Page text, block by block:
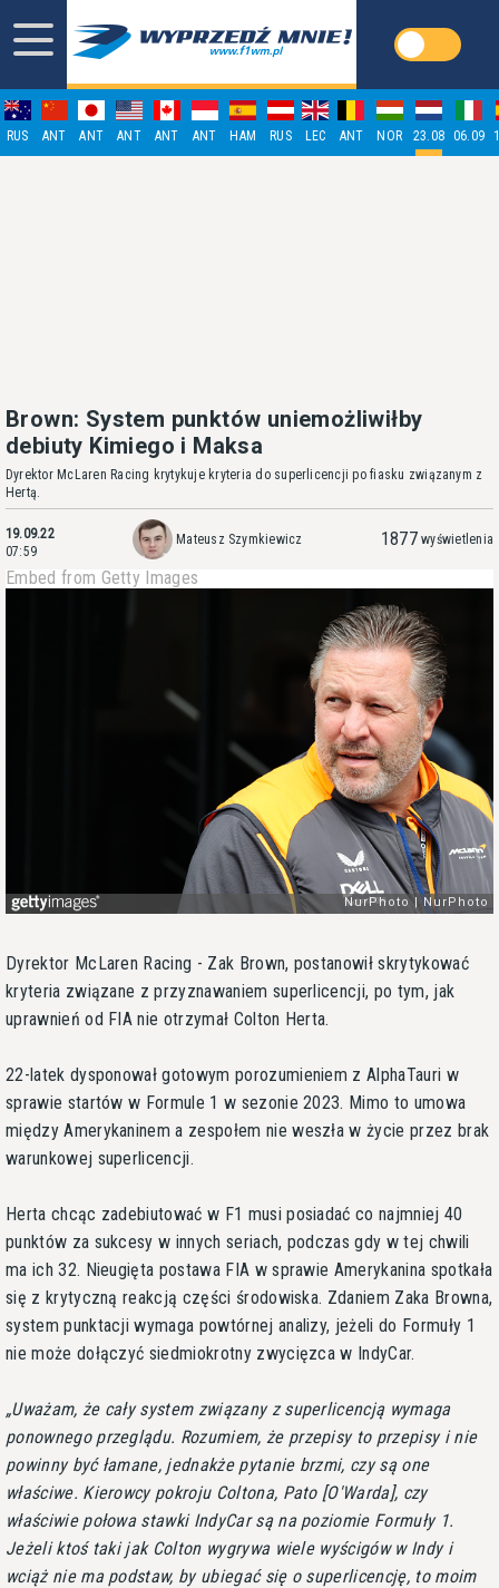
RUS ANT ANT ANT ANT ANT HAM RUS LEC ANT NOR 23.08 06.09
Brown: System punktów uniemożliwiłby
debiuty Kimiego i Maksa
Dyrektor McLaren Racing krytykuje kryteria do superlicencji po fiasku związanym z
Hertą.
19.09.22
07:59
Mateusz Szymkiewicz 1877 wyświetlenia
Embed from Getty Images
Dyrektor McLaren Racing - Zak Brown, postanowił skrytykować
kryteria związane z przyznawaniem superlicencji, po tym, jak
uprawnień od FIA nie otrzymał Colton Herta.
22-latek dysponował gotowym porozumieniem z AlphaTauri w
sprawie startów w Formule 1 w sezonie 2023. Mimo to umowa
między Amerykaninem a zespołem nie weszła w życie przez brak
warunkowej superlicencji.
Herta chcąc zadebiutować w F1 musi posiadać co najmniej 40
punktów za sukcesy w innych seriach, podczas gdy w tej chwili
ma ich 32. Nieugięta postawa FIA w sprawie Amerykanina spotkała
się z krytyczną reakcją części środowiska. Zdaniem Zaka Browna,
system punktacji wymaga powtórnej analizy, jeżeli do Formuły 1
nie może dołączyć siedmiokrotny zwycięzca w IndyCar.
Uważam, że cały system związany z superlicencją wymaga
ponownego przeglądu. Rozumiem, że przepisy to przepisy i nie
powinny być łamane, jednakże pytanie brzmi, czy są one
właściwe. Kierowcy pokroju Coltona, Pato [O'Warda], czy
właściwie połowa stawki IndyCar są na poziomie Formuły 1.
Jeżeli ktoś taki jak Colton wygrywa wiele wyścigów w Indy i
wciąż nie ma podstaw, by ubiegać się o superlicencję, to moim